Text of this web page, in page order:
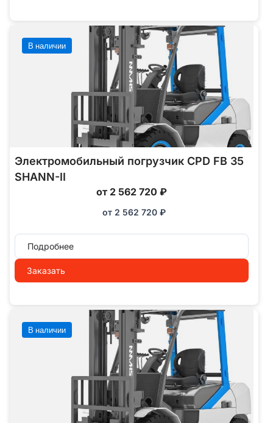
В наличии
Электромобильный погрузчик CPD FB 35
SHANN-II
от 2 562 720 ₽
от 2 562 720 ₽
Подробнее
Заказать
В наличии